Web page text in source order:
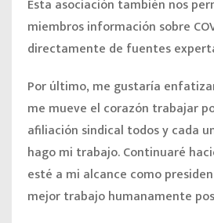
Esta asociación también nos
miembros información sobre
directamente de fuentes
Por último, me gustaría
me mueve el corazón trabajar
afiliación sindical todos y cada
hago mi trabajo. Continuaré
esté a mi alcance como
mejor trabajo humanamente